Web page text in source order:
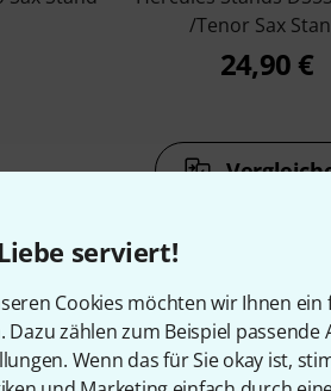
serviert!
Cookies möchten wir Ihnen
Dazu zählen zum Beispiel
Wenn das für Sie okay ist,
/Tenor Sax
24,90 €
&